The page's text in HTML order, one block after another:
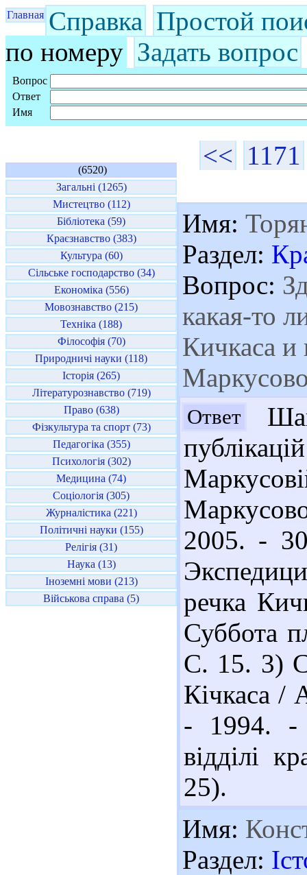
Главная Справка Простой
по номеру Задать вопрос
Вопрос
Ответ
Имя
(6520)
Загальні (1265)
Мистецтво (112)
Бібліотека (59)
Краєзнавство (383)
Культура (60)
Сільське господарство (34)
Економіка (556)
Мовознавство (215)
Техніка (188)
Філософія (70)
Природничі науки (118)
Історія (265)
Літературознавство (719)
Право (638)
Фізкультура та спорт (73)
Педагогіка (355)
Психологія (302)
Медицина (74)
Соціологія (305)
Журналістика (221)
Політичні науки (155)
Релігія (31)
Наука (13)
Іноземні мови (213)
Військова справа (5)
<< 1171
Имя:
Раздел:
Вопрос:
какая-то
Кичкаса и
Ответ
2005. -
речка
Суббота
С. 15. 3)
Кічкаса /
- 1994. -
відділі
25).
Имя:
Раздел: